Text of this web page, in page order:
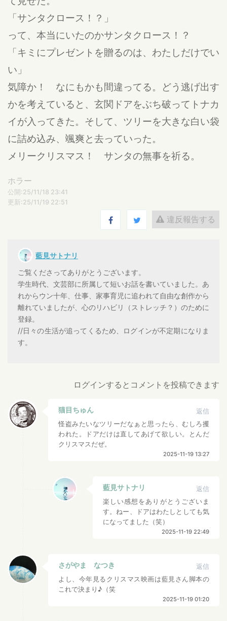
「サンタクロース！？」
って、本当にいたのかサンタクロース！？
「キミにプレゼントを贈るのは、わたしだけでい
い」
気障か！ なにもかも間違ってる。どう逃げ出す
かを考えていると、玄関ドアをぶち破ってトナカ
イが入ってきた。そして、ツリーを大きな白い袋
に詰め込み、颯爽と去っていった。
メリークリスマス！ サンタの無事を祈る。
ホラー
公開:25/11/18 23:41
更新:25/11/19 22:51
違反報告する
藍見サトナリ
ご覧くださってありがとうございます。
学生時代、文芸部に所属して短いお話を書いていました。あ
れからウン十年、仕事、家事育児に追われて自由な創作から
離れていましたが、心のリハビリ（ストレッチ？）のために
登録。
//日々の生活が追ってくるため、ログインが不定期になりま
す。
ログインするとコメントを投稿できます
猫目ちゅん
返信
怪盗みたいなツリーだなぁと思ったら、むしろ攫
われた。ドアだけは直してあげて欲しい。とんだ
クリスマスだぜ。
2025-11-19 13:27
藍見サトナリ
返信
楽しい感想をありがとうございま
す。ねー、ドアはわたしとしても気
になってました（笑）
2025-11-19 22:49
さがやま なつき
返信
よし、今年見るクリスマス映画は藍見さん脚本の
これで決まり♪（笑
2025-11-19 01:20